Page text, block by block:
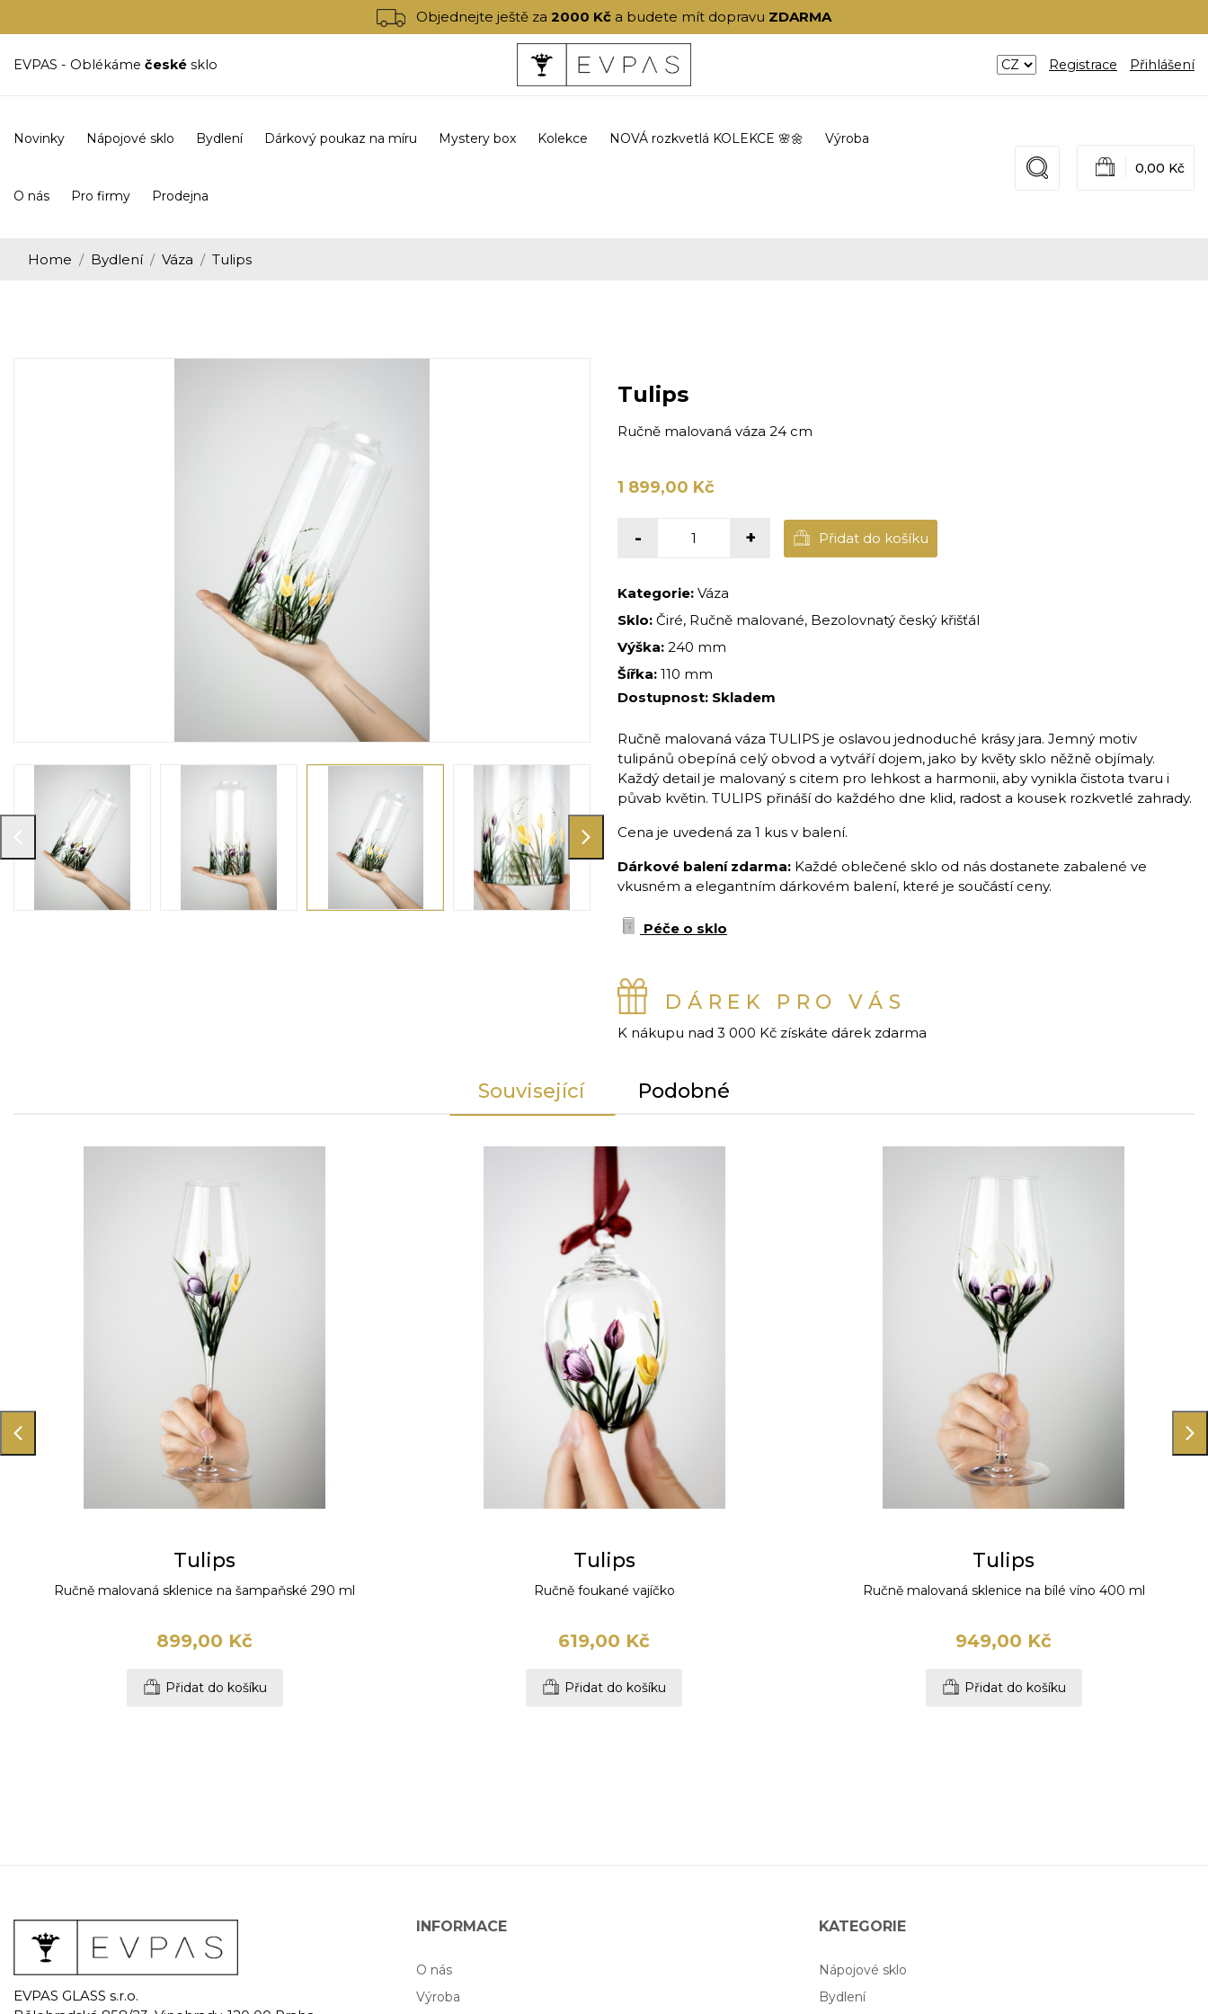
Objednejte ještě za2000 Kč a budete mít dopravu ZDARMA
EVPAS - Oblékáme české sklo Registrace Přihlášení
Novinky Nápojové sklo Bydlení Dárkový poukaz na míru Mystery box Kolekce NOVÁ rozkvetlá KOLEKCE 🌸🌼 Výroba
O nás Pro firmy Prodejna
0,00 Kč
Home Bydlení Váza Tulips
Tulips
Ručně malovaná váza 24 cm
1 899,00 Kč
- + Přidat do košíku
Kategorie: Váza
Sklo: Čiré, Ručně malované, Bezolovnatý český křišťál
Výška: 240 mm
Šířka: 110 mm
Dostupnost: Skladem
Ručně malovaná váza TULIPS je oslavou jednoduché krásy jara. Jemný motiv
tulipánů obepíná celý obvod a vytváří dojem, jako by květy sklo něžně objímaly.
Každý detail je malovaný s citem pro lehkost a harmonii, aby vynikla čistota tvaru i
půvab květin. TULIPS přináší do každého dne klid, radost a kousek rozkvetlé zahrady.
Cena je uvedená za 1 kus v balení.
Dárkové balení zdarma: Každé oblečené sklo od nás dostanete zabalené ve
vkusném a elegantním dárkovém balení, které je součástí ceny.
Péče o sklo
DÁREK PRO VÁS
K nákupu nad 3 000 Kč získáte dárek zdarma
Související Podobné
Tulips
Ručně malovaná sklenice na šampaňské 290 ml
899,00 Kč
Přidat do košíku
Tulips
Ručně foukané vajíčko
619,00 Kč
Přidat do košíku
Tulips
Ručně malovaná sklenice na bílé víno 400 ml
949,00 Kč
Přidat do košíku
EVPAS GLASS s.r.o.
INFORMACE
O nás
Výroba
KATEGORIE
Nápojové sklo
Bydlení